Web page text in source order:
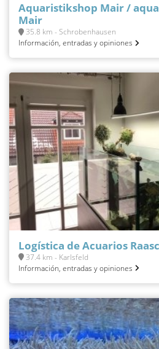
Aquaristikshop Mair /
Mair
35.8 km - Schrobenhausen
Información, entradas y opiniones
Logística de Acuarios
37.4 km - Karlsfeld
Información, entradas y opiniones